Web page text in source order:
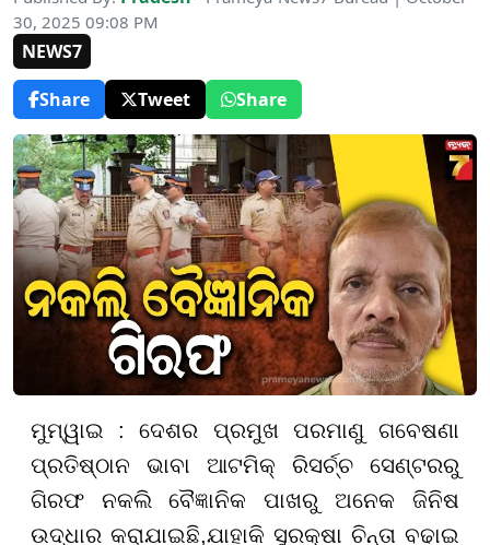
30, 2025 09:08 PM
NEWS7
Share
Tweet Share
ମୁମ୍ୱାଇ : ଦେଶର ପ୍ରମୁଖ ପରମାଣୁ ଗବେଷଣା
ପ୍ରତିଷ୍ଠାନ ଭାବା ଆଟମିକ୍ ରିସର୍ଚ୍ଚ ସେଣ୍ଟରରୁ
ଗିରଫ ନକଲି ବୈଜ୍ଞାନିକ ପାଖରୁ ଅନେକ ଜିନିଷ
ଉଦ୍ଧାର କରାଯାଇଛି,ଯାହାକି ସୁରକ୍ଷା ଚିନ୍ତା ବଢାଇ